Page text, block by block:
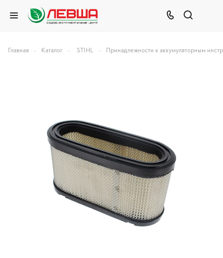
Главная – Каталог – STIHL – Принадлежности к аккумуляторным